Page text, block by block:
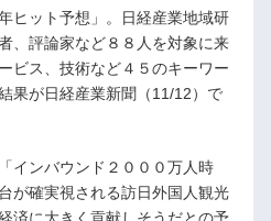
ヒット予想」。日経産業地域研
、評論家など８８人を対象に来
ビス、技術など４５のキーワー
果が日経産業新聞（11/12）で
インバウンド２０００万人時
が確実視される訪日外国人観光